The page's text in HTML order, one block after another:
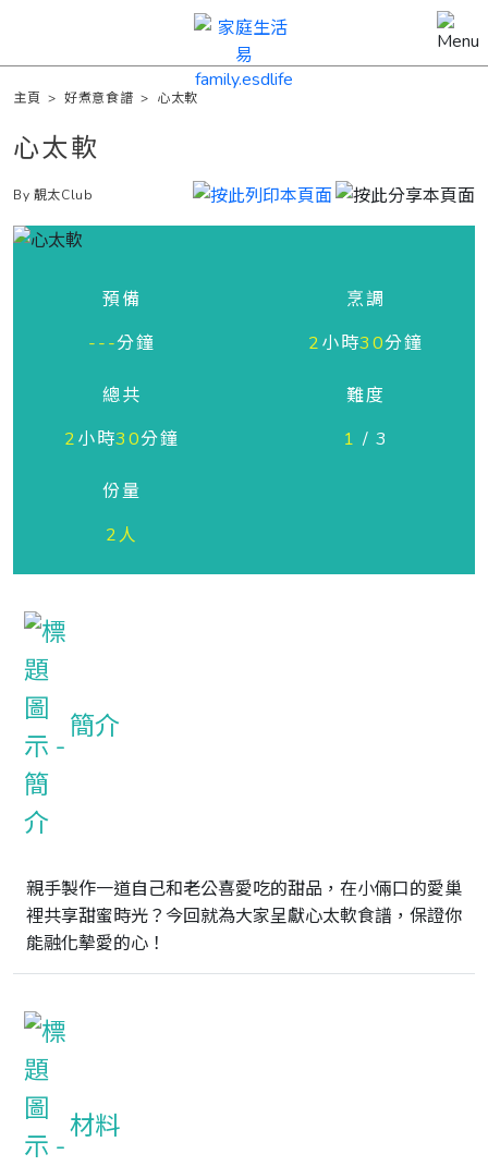
主頁 >好煮意食譜 > 心太軟
心太軟
By 靚太Club
預備
---分鐘
烹調
2小時30分鐘
總共
2小時30分鐘
難度
1 / 3
份量
2人
簡介
親手製作一道自己和老公喜愛吃的甜品，在小倆口的愛巢
裡共享甜蜜時光？今回就為大家呈獻心太軟食譜，保證你
能融化摰愛的心！
材料